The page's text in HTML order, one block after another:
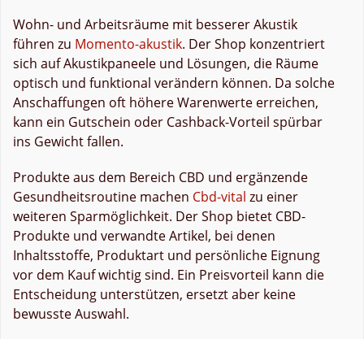
Wohn- und Arbeitsräume mit besserer Akustik
führen zu Momento-akustik. Der Shop konzentriert
sich auf Akustikpaneele und Lösungen, die Räume
optisch und funktional verändern können. Da solche
Anschaffungen oft höhere Warenwerte erreichen,
kann ein Gutschein oder Cashback-Vorteil spürbar
ins Gewicht fallen.
Produkte aus dem Bereich CBD und ergänzende
Gesundheitsroutine machen Cbd-vital zu einer
weiteren Sparmöglichkeit. Der Shop bietet CBD-
Produkte und verwandte Artikel, bei denen
Inhaltsstoffe, Produktart und persönliche Eignung
vor dem Kauf wichtig sind. Ein Preisvorteil kann die
Entscheidung unterstützen, ersetzt aber keine
bewusste Auswahl.